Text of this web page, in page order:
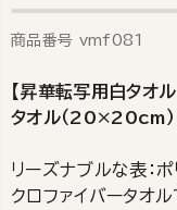
商品番号 vmf081
【昇華転写用白タオ
タオル（20×20cm）
リーズナブルな表：
クロファイバータオル